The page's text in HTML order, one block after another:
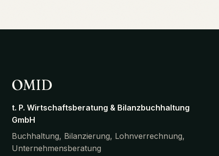
OMID
t. P. Wirtschaftsberatung & Bilanzbuchhaltung
GmbH
Buchhaltung, Bilanzierung, Lohnverrechnung,
Unternehmensberatung